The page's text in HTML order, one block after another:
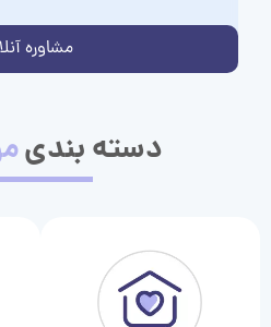
مشاوره
دسته بندی